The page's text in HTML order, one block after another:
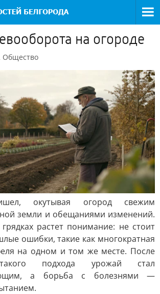
на огороде
Общество
окутывая огород свежим
земли и обещаниями изменений.
растет понимание: не стоит
ошибки, такие как многократная
на одном и том же месте. После
подхода урожай стал
а борьба с болезнями —